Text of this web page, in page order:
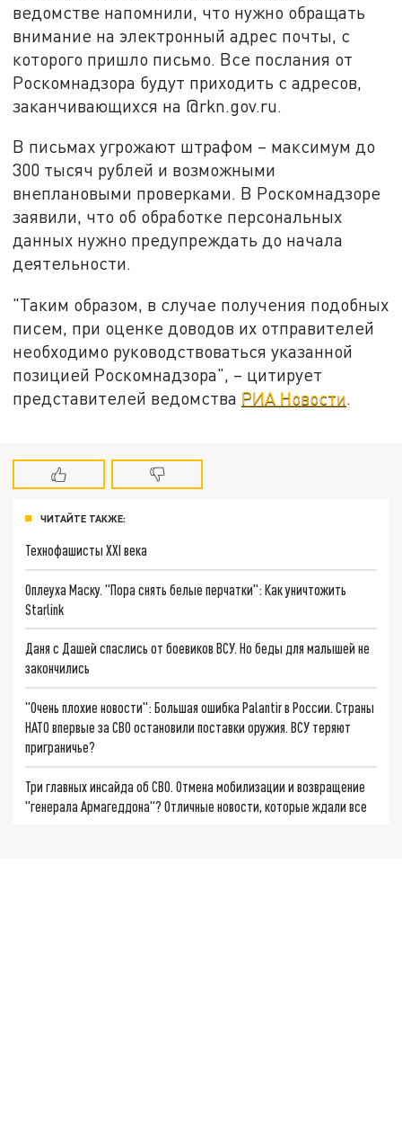
ведомстве напомнили, что нужно обращать
внимание на электронный адрес почты, с
которого пришло письмо. Все послания от
Роскомнадзора будут приходить с адресов,
заканчивающихся на @rkn.gov.ru.
В письмах угрожают штрафом – максимум до
300 тысяч рублей и возможными
внеплановыми проверками. В Роскомнадзоре
заявили, что об обработке персональных
данных нужно предупреждать до начала
деятельности.
"Таким образом, в случае получения подобных
писем, при оценке доводов их отправителей
необходимо руководствоваться указанной
позицией Роскомнадзора", – цитирует
представителей ведомства РИА Новости.
ЧИТАЙТЕ ТАКЖЕ:
Технофашисты XXI века
Оплеуха Маску. "Пора снять белые перчатки": Как уничтожить
Starlink
Даня с Дашей спаслись от боевиков ВСУ. Но беды для малышей не
закончились
"Очень плохие новости": Большая ошибка Palantir в России. Страны
НАТО впервые за СВО остановили поставки оружия. ВСУ теряют
приграничье?
Три главных инсайда об СВО. Отмена мобилизации и возвращение
"генерала Армагеддона"? Отличные новости, которые ждали все